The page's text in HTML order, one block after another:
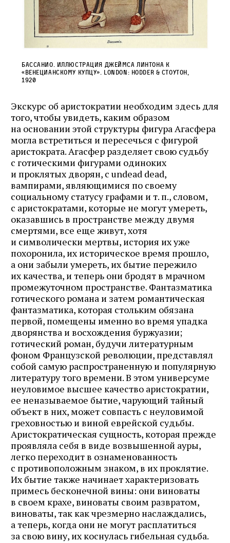
Бассанио. Иллюстрация Джеймса Линтона к
«Венецианскому купцу». London: Hodder & Стоутон,
1920
Экскурс об аристократии необходим здесь для
того, чтобы увидеть, каким образом
на основании этой структуры фигура Агасфера
могла встретиться и пересечься с фигурой
аристократа. Агасфер разделяет свою судьбу
с готическими фигурами одиноких
и проклятых дворян, с undead dead,
вампирами, являющимися по своему
социальному статусу графами и т. п., словом,
с аристократами, которые не могут умереть,
оказавшись в пространстве между двумя
смертями, все еще живут, хотя
и символически мертвы, история их уже
похоронила, их историческое время прошло,
а они забыли умереть, их бытие пережило
их качества, и теперь они бродят в мрачном
промежуточном пространстве. Фантазматика
готического романа и затем романтическая
фантазматика, которая стольким обязана
первой, помещены именно во время упадка
дворянства и восхождения буржуазии;
готический роман, будучи литературным
фоном Французской революции, представлял
собой самую распространенную и популярную
литературу того времени. В этом универсуме
неуловимое высшее качество аристократии,
ее неназываемое бытие, чарующий тайный
объект в них, может совпасть с неуловимой
греховностью и виной еврейской судьбы.
Аристократическая сущность, которая прежде
проявляла себя в виде возвышенной ауры,
легко переходит в ознаменованность
с противоположным знаком, в их проклятие.
Их бытие также начинает характеризовать
примесь бесконечной вины: они виноваты
в своем крахе, виноваты своим развратом,
виноваты, так как чрезмерно наслаждались,
а теперь, когда они не могут расплатиться
за свою вину, их коснулась гибельная судьба.